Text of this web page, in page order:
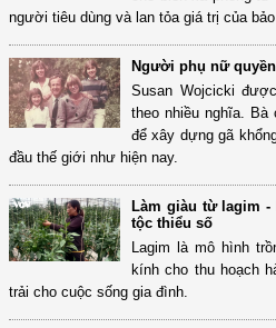
người tiêu dùng và lan tỏa giá trị của
Người phụ nữ
Susan Wojcicki
theo nhiều nghĩa.
để xây dựng gã
đầu thế giới như hiện nay.
Làm giàu từ lagim
tộc thiểu số
Lagim là mô hình
kính cho thu hoạch
trải cho cuộc sống gia đình.